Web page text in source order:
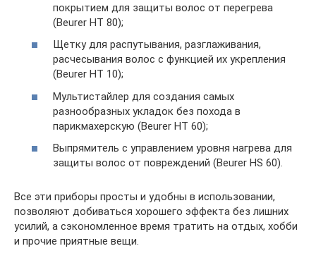
покрытием для защиты волос от перегрева
(Beurer HT 80);
Щетку для распутывания, разглаживания,
расчесывания волос с функцией их укрепления
(Beurer HT 10);
Мультистайлер для создания самых
разнообразных укладок без похода в
парикмахерскую (Beurer HT 60);
Выпрямитель с управлением уровня нагрева для
защиты волос от повреждений (Beurer HS 60).
Все эти приборы просты и удобны в использовании,
позволяют добиваться хорошего эффекта без лишних
усилий, а сэкономленное время тратить на отдых, хобби
и прочие приятные вещи.